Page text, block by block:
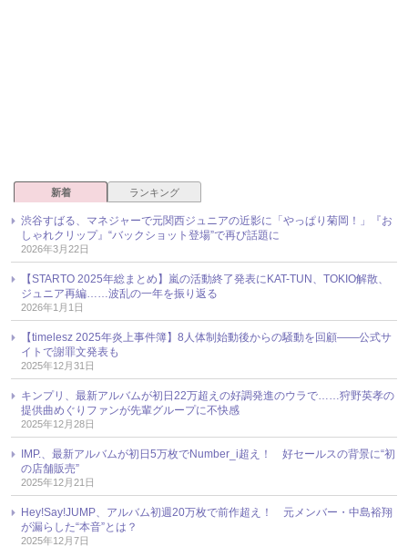
新着 ランキング
渋谷すばる、マネジャーで元関西ジュニアの近影に「やっぱり菊岡！」『お
しゃれクリップ』“バックショット登場”で再び話題に
2026年3月22日
【STARTO 2025年総まとめ】嵐の活動終了発表にKAT-TUN、TOKIO解散、
ジュニア再編……波乱の一年を振り返る
2026年1月1日
【timelesz 2025年炎上事件簿】8人体制始動後からの騒動を回顧――公式サ
イトで謝罪文発表も
2025年12月31日
キンプリ、最新アルバムが初日22万超えの好調発進のウラで……狩野英孝の
提供曲めぐりファンが先輩グループに不快感
2025年12月28日
IMP.、最新アルバムが初日5万枚でNumber_i超え！ 好セールスの背景に“初
の店舗販売”
2025年12月21日
Hey!Say!JUMP、アルバム初週20万枚で前作超え！ 元メンバー・中島裕翔
が漏らした“本音”とは？
2025年12月7日